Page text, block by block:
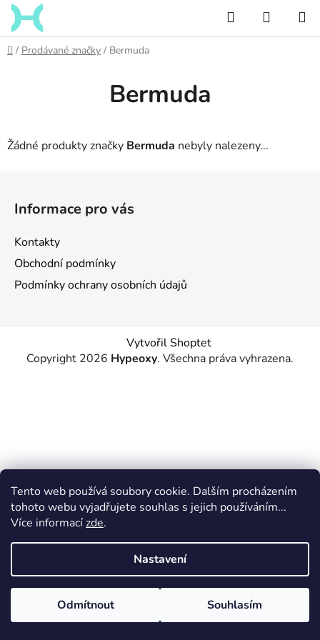
Tento web používá soubory cookie. Dalším procházením
tohoto webu vyjadřujete souhlas s jejich používáním...
Více informacízde.
Nastavení
Odmítnout Souhlasím
Přejít
obsah
Hledat
KOŠÍK
Domů
/ Prodávané značky / Bermuda
Bermuda
Žádné produkty značky Bermuda nebyly nalezeny...
Informace pro vás
Kontakty
Obchodní podmínky
Podmínky ochrany osobních údajů
Vytvořil Shoptet
Copyright 2026 Hypeoxy. Všechna práva vyhrazena.